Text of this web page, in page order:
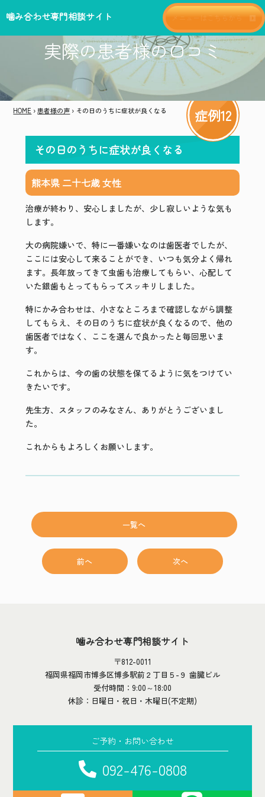
噛み合わせ専門相談サイト メニューはこちらから
実際の患者様の口コミ
HOME › 患者様の声 › その日のうちに症状が良くなる 症例12
その日のうちに症状が良くなる
熊本県 二十七歳 女性
治療が終わり、安心しましたが、少し寂しいような気も
します。
大の病院嫌いで、特に一番嫌いなのは歯医者でしたが、
ここには安心して来ることができ、いつも気分よく帰れ
ます。長年放ってきて虫歯も治療してもらい、心配して
いた銀歯もとってもらってスッキリしました。
特にかみ合わせは、小さなところまで確認しながら調整
してもらえ、その日のうちに症状が良くなるので、他の
歯医者ではなく、ここを選んで良かったと毎回思いま
す。
これからは、今の歯の状態を保てるように気をつけてい
きたいです。
先生方、スタッフのみなさん、ありがとうございまし
た。
これからもよろしくお願いします。
前へ
一覧へ
次へ
噛み合わせ専門相談サイト
〒812-0011
福岡県福岡市博多区博多駅前２丁目５-９ 歯臓ビル
受付時間：9:00～18:00
休診：日曜日・祝日・木曜日(不定期)
ご予約・お問い合わせ
092-476-0808